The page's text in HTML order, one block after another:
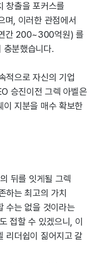
창출을 포커스를
며, 이러한 관점에서
간 200~300억원) 를
충분했습니다.
적으로 자신의 기업
승진이전 그렉 아벨은
이 지분을 매수 확보한
뒤를 잇게될 그렉
하는 최고의 가치
수는 없을 것이라는
접할 수 있겠으니, 이
리더쉽이 짊어지고 갈